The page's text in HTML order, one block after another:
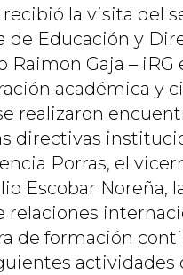
la visita del
de Educación y
Gaja – iRG
académica y
realizaron
directivas
Porras, el
Escobar Noreña,
relaciones
de formación
actividades